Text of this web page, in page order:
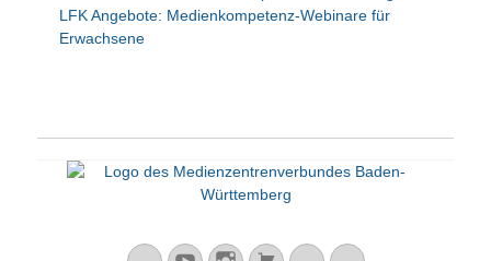
LFK Angebote: Medienkompetenz-Webinare für
Erwachsene